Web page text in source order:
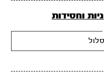
וחסידות